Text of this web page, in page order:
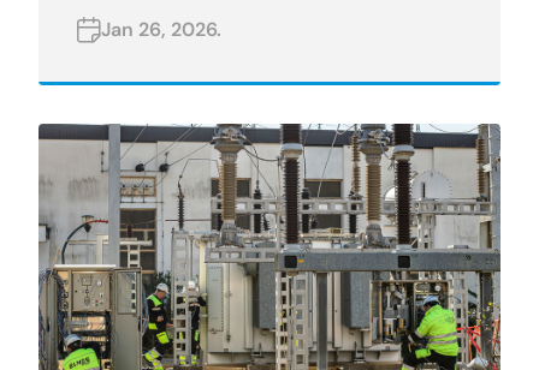
Jan 26, 2026.